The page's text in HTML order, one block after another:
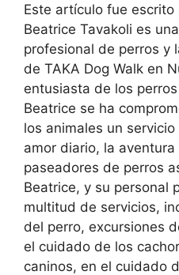
Este artículo fue escrito
Beatrice Tavakoli es
profesional de perros y
de TAKA Dog Walk en
entusiasta de los
Beatrice se ha
los animales un
amor diario, la
paseadores de perros
Beatrice, y su personal
multitud de servicios,
del perro, excursiones
el cuidado de los
caninos, en el cuidado